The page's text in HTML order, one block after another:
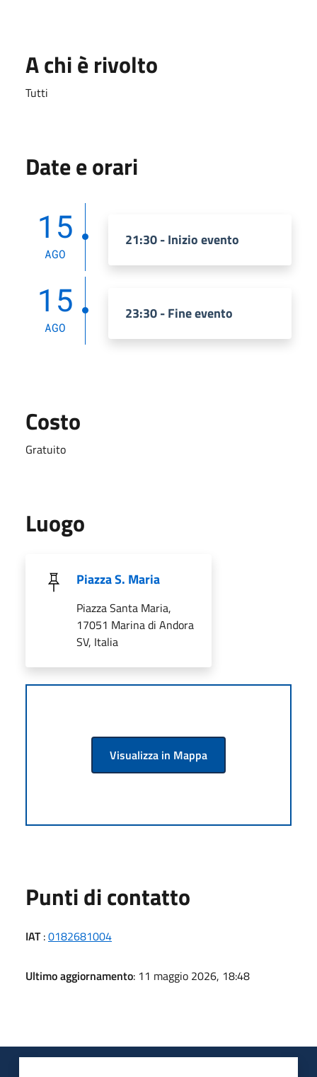
A chi è rivolto
Tutti
Date e orari
15
AGO
21:30 - Inizio evento
15
AGO
23:30 - Fine evento
Costo
Gratuito
Luogo
Piazza S. Maria
Piazza Santa Maria,
17051 Marina di Andora
SV, Italia
Visualizza in Mappa
Punti di contatto
IAT:0182681004
Ultimo aggiornamento: 11 maggio 2026, 18:48